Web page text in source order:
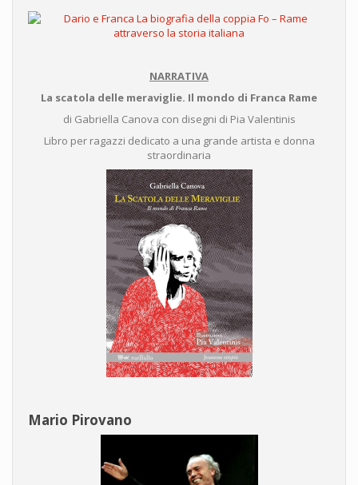
NARRATIVA
La scatola delle meraviglie. Il mondo di Franca Rame
di Gabriella Canova con disegni di Pia Valentinis
Libro per ragazzi dedicato a una grande artista e donna
straordinaria
Mario Pirovano